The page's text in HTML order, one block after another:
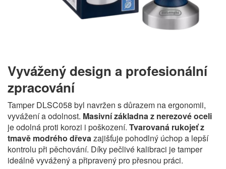
Vyvážený design a profesionální
zpracování
Tamper DLSC058 byl navržen s důrazem na ergonomii,
vyvážení a odolnost. Masivní základna z nerezové oceli
je odolná proti korozi i poškození. Tvarovaná rukojeť z
tmavě modrého dřevazajišťuje pohodlný úchop a lepší
kontrolu při pěchování. Díky pečlivé kalibraci je tamper
ideálně vyvážený a připravený pro přesnou práci.